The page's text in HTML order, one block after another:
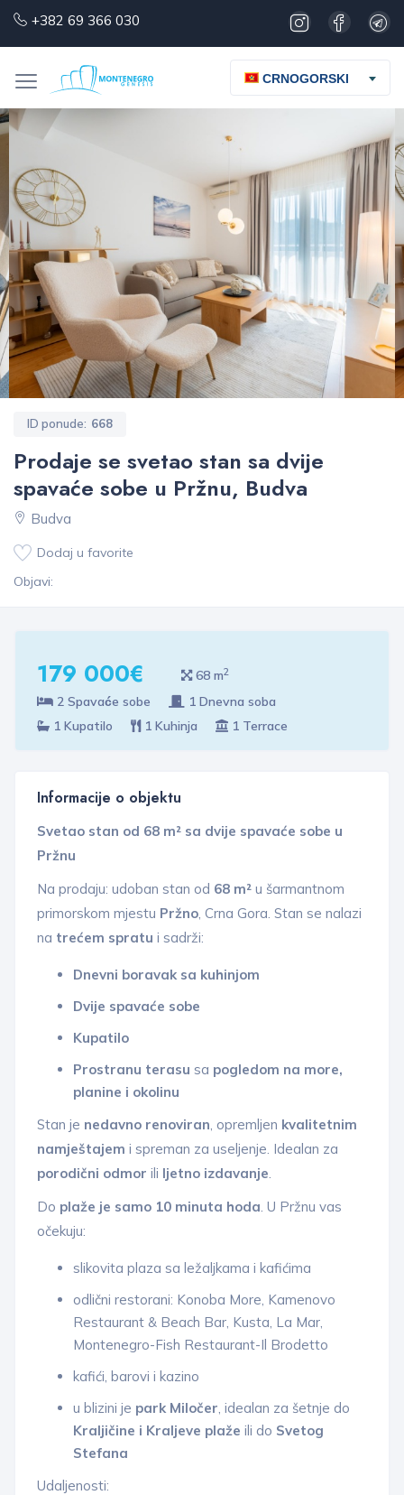
+382 69 366 030
CRNOGORSKI
ID ponude: 668
Prodaje se svetao stan sa dvije
spavaće sobe u Pržnu, Budva
Budva
Dodaj u favorite
Objavi:
179 000€ 68 m2
2 Spavaće sobe
1 Dnevna soba
1 Kupatilo
1 Kuhinja 1 Terrace
Informacije o objektu
Svetao stan od 68 m² sa dvije spavaće sobe u
Pržnu
Na prodaju: udoban stan od 68 m² u šarmantnom
primorskom mjestu Pržno , Crna Gora. Stan se nalazi
na trećem spratu i sadrži:
Dnevni boravak sa kuhinjom
Dvije spavaće sobe
Kupatilo
Prostranu terasu sa pogledom na more,
planine i okolinu
Stan je nedavno renoviran , opremljen kvalitetnim
namještajem i spreman za useljenje. Idealan za
porodični odmor ili ljetno izdavanje
Do plaže je samo 10 minuta hoda . U Pržnu vas
očekuju:
slikovita plaza sa ležaljkama i kafićima
odlični restorani: Konoba More, Kamenovo
Restaurant & Beach Bar, Kusta, La Mar,
Montenegro-Fish Restaurant-Il Brodetto
kafići, barovi i kazino
u blizini je park Miločer , idealan za šetnje do
Kraljičine i Kraljeve plaže ili do Svetog
Stefana
Udaljenosti: